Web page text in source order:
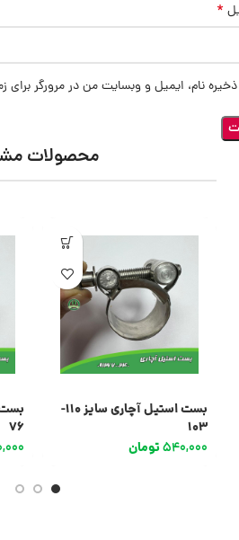
*
ذخیره نام، ایمیل و وبسایت من در مرورگر برای
محصولات
بست استیل آچاری سایز 110-
103
540,000تومان
76